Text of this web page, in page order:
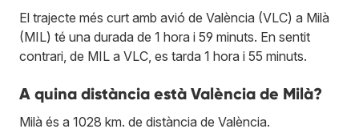
El trajecte més curt amb avió de València (VLC) a Milà
(MIL) té una durada de 1 hora i 59 minuts. En sentit
contrari, de MIL a VLC, es tarda 1 hora i 55 minuts.
A quina distància està València de Milà?
Milà és a 1028 km. de distància de València.